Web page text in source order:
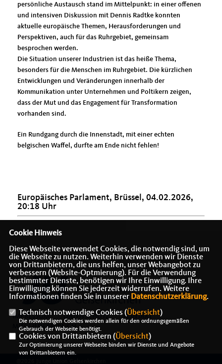
persönliche Austausch stand im Mittelpunkt: in einer offenen
und intensiven Diskussion mit Dennis Radtke konnten
aktuelle europäische Themen, Herausforderungen und
Perspektiven, auch für das Ruhrgebiet, gemeinsam
besprochen werden.
Die Situation unserer Industrien ist das heiße Thema,
besonders für die Menschen im Ruhrgebiet. Die kürzlichen
Entwicklungen und Veränderungen innerhalb der
Kommunikation unter Unternehmen und Poltikern zeigen,
dass der Mut und das Engagement für Transformation
vorhanden sind.
Ein Rundgang durch die Innenstadt, mit einer echten
belgischen Waffel, durfte am Ende nicht fehlen!
Europäisches Parlament, Brüssel, 04.02.2026,
20:18 Uhr
IMPRESSUM DATENSCHUTZ
KONTAKT
MITGLIEDERBEREICH
Cookie Hinweis
Diese Webseite verwendet Cookies, die notwendig sind, um
die Webseite zu nutzen. Weiterhin verwenden wir Dienste
von Drittanbietern, die uns helfen, unser Webangebot zu
verbessern (Website-Optmierung). Für die Verwendung
bestimmter Dienste, benötigen wir Ihre Einwilligung. Ihre
Einwilligung können Sie jederzeit widerrufen. Weitere
Informationen finden Sie in unserer Datenschutzerklärung.
Technisch notwendige Cookies (Übersicht)
Die notwendigen Cookies werden allein für den ordnungsgemäßen
Gebrauch der Webseite benötigt.
Cookies von Drittanbietern (Übersicht)
Zur Optimierung unserer Webseite binden wir Dienste und Angebote
von Drittanbietern ein.